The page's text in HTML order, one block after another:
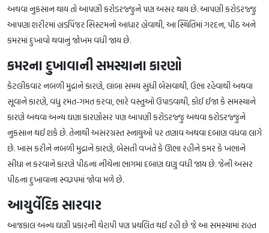
અથવા નુકસાન થાય તો આપણી કરોડરજ્જુને પણ અસર થાય છે. આપણી કરોડરજ્જુ
આપણા શરીરમાં હાડપિંજર સિસ્ટમનો આધાર હોવાથી, આ સ્થિતિમાં ગરદન, પીઠ અને
કમરમાં દુખાવો થવાનું જોખમ વધી જાય છે.
કમરના દુખાવાની સમસ્યાના કારણો
કેટલીકવાર નબળી મુદ્રાને કારણે, લાંબા સમય સુધી બેસવાથી, ઉભા રહેવાથી અથવા
સૂવાને કારણે, વધુ રમત-ગમત કરવા, ભારે વસ્તુઓ ઉપાડવાથી, કોઈ ઈજા કે સમસ્યાને
કારણે અથવા અન્ય ઘણા કારણોસર પણ આપણી કરોડરજ્જુ અથવા કરોડરજ્જુને
નુકસાન થઈ શકે છે. તેનાથી અસરગ્રસ્ત સ્નાયુઓ પર તણાવ અથવા દબાણ વધવા લાગે
છે. ખાસ કરીને નબળી મુદ્રાને કારણે, બેસતી વખતે કે ઊભા રહીને કમર કે ખભાને
સીધા ન કરવાને કારણે પીઠના નીચેના ભાગમાં દબાણ ઘણું વધી જાય છે. જેની અસર
પીઠના દુખાવાના સ્વરૂપમાં જોવા મળે છે.
આયુર્વેદિક સારવાર
આજકાલ અન્ય ઘણી પ્રકારની થેરાપી પણ પ્રચલિત થઈ રહી છે જે આ સમસ્યામાં રાહત